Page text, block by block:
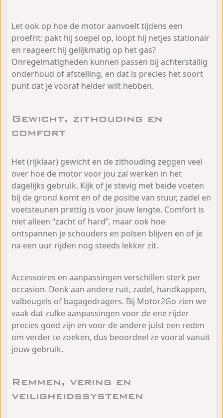
Let ook op hoe de motor aanvoelt tijdens een
proefrit: pakt hij soepel op, loopt hij netjes stationair
en reageert hij gelijkmatig op het gas?
Onregelmatigheden kunnen passen bij achterstallig
onderhoud of afstelling, en dat is precies het soort
punt dat je vooraf helder wilt hebben.
Gewicht, zithouding en
comfort
Het (rijklaar) gewicht en de zithouding zeggen veel
over hoe de motor voor jou zal werken in het
dagelijks gebruik. Kijk of je stevig met beide voeten
bij de grond komt en of de positie van stuur, zadel en
voetsteunen prettig is voor jouw lengte. Comfort is
niet alleen “zacht of hard”, maar ook hoe
ontspannen je schouders en polsen blijven en of je
na een uur rijden nog steeds lekker zit.
Accessoires en aanpassingen verschillen sterk per
occasion. Denk aan andere ruit, zadel, handkappen,
valbeugels of bagagedragers. Bij Motor2Go zien we
vaak dat zulke aanpassingen voor de ene rijder
precies goed zijn en voor de andere juist een reden
om verder te zoeken, dus beoordeel ze vooral vanuit
jouw gebruik.
Remmen, vering en
veiligheidssystemen